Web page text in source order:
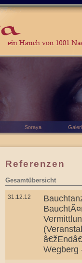
Referenzen
Gesamtübersicht
31.12.12
Wegberg
Soraya